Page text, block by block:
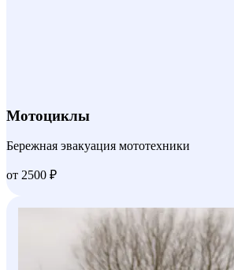
Мотоциклы
Бережная эвакуация мототехники
от 2500 ₽